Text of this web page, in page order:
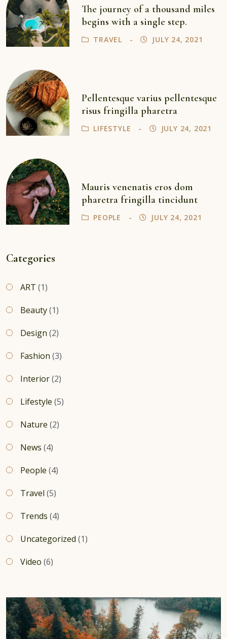
The journey of a thousand miles
begins with a single step.
TRAVEL JULY 24, 2021
Pellentesque varius pellentesque
risus fringilla pharetra
LIFESTYLE JULY 24, 2021
Mauris venenatis eros dom
pharetra fringilla tincidunt
PEOPLE JULY 24, 2021
Categories
ART (1)
Beauty(1)
Design (2)
Fashion (3)
Interior(2)
Lifestyle (5)
Nature (2)
News (4)
People (4)
Travel (5)
Trends (4)
Uncategorized (1)
Video (6)